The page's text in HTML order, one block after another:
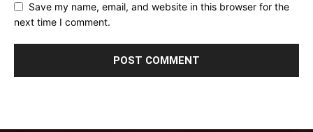
Save my name, email, and website in this browser for the
next time I comment.